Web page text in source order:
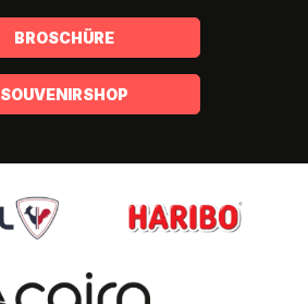
BROSCHÜRE
SOUVENIRSHOP